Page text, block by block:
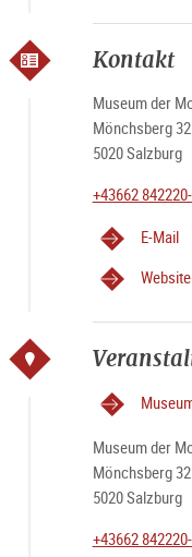
Kontakt
Museum der
Mönchsberg 32
5020 Salzburg
+43662
E-Mail
Website
Museum der
Mönchsberg 32
5020 Salzburg
+43662